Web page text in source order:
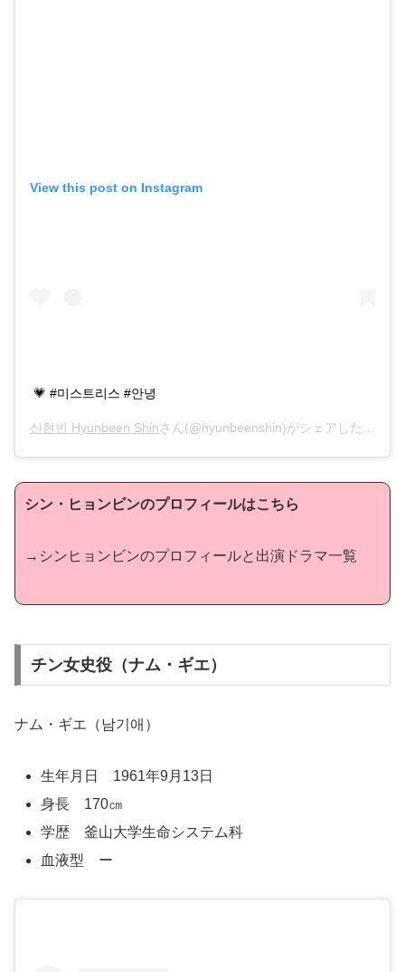
View this post on Instagram
💗 #미스트리스 #안녕
신현빈 Hyunbeen Shinさん(@hyunbeenshin)がシェアした投稿 –
シン・ヒョンビンのプロフィールはこちら
→シンヒョンビンのプロフィールと出演ドラマ一覧
チン女史役（ナム・ギエ）
ナム・ギエ（남기애）
生年月日 1961年9月13日
身長 170㎝
学歴 釜山大学生命システム科
血液型 ー